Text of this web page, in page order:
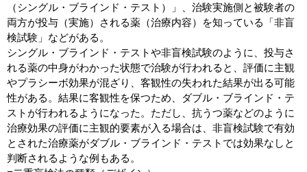
（シングル・ブラインド・テスト）」、治験実施側と被験者の
両方が投与（実施）される薬（治療内容）を知っている「非盲
検試験」などがある。
シングル・ブラインド・テストや非盲検試験のように、投与さ
れる薬の中身がわかった状態で治験が行われると、評価に主観
やプラシーボ効果が混ざり、客観性の失われた結果が出る可能
性がある。結果に客観性を保つため、ダブル・ブラインド・テ
ストが行われるようになった。ただし、抗うつ薬などのように
治療効果の評価に主観的要素が入る場合は、非盲検試験で有効
とされた治療薬がダブル・ブラインド・テストでは効果なしと
判断されるような例もある。